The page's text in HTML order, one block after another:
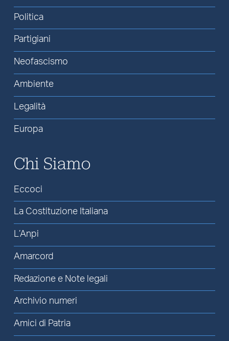
Politica
Partigiani
Neofascismo
Ambiente
Legalità
Europa
Chi Siamo
Eccoci
La Costituzione Italiana
L’Anpi
Amarcord
Redazione e Note legali
Archivio numeri
Amici di Patria